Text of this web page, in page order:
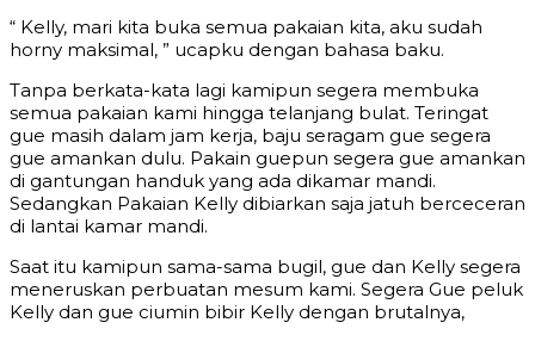
“ Kelly, mari kita buka semua pakaian kita, aku sudah
horny maksimal, ” ucapku dengan bahasa baku.
Tanpa berkata-kata lagi kamipun segera membuka
semua pakaian kami hingga telanjang bulat. Teringat
gue masih dalam jam kerja, baju seragam gue segera
gue amankan dulu. Pakain guepun segera gue amankan
di gantungan handuk yang ada dikamar mandi.
Sedangkan Pakaian Kelly dibiarkan saja jatuh berceceran
di lantai kamar mandi.
Saat itu kamipun sama-sama bugil, gue dan Kelly segera
meneruskan perbuatan mesum kami. Segera Gue peluk
Kelly dan gue ciumin bibir Kelly dengan brutalnya,